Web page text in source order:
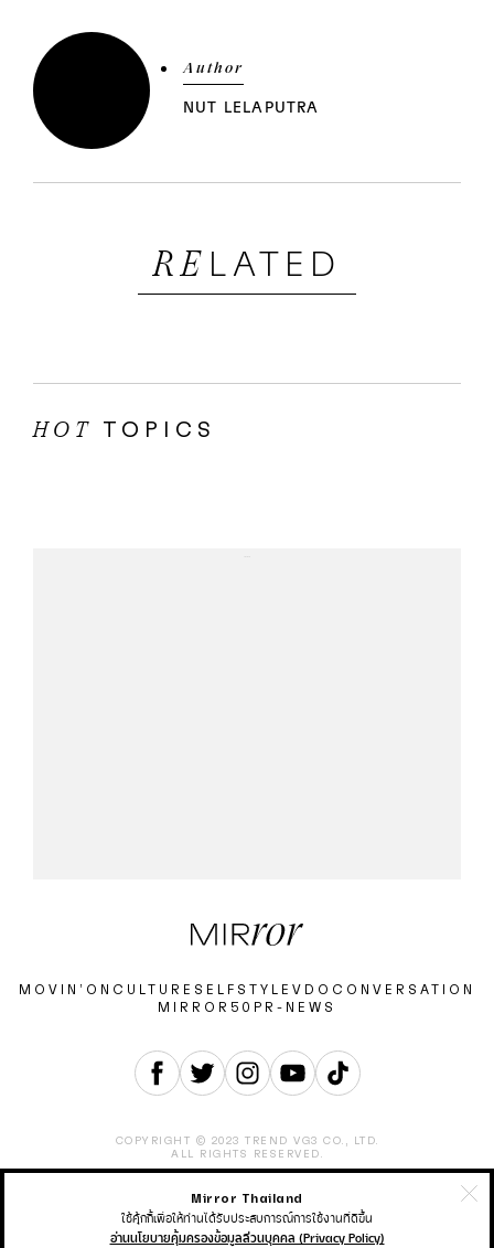
Author
NUT LELAPUTRA
RE LATED
HOT TOPICS
MOVIN’ON CULTURE SELF STYLE VDO CONVERSATION
MIRROR50 PR-NEWS
COPYRIGHT © 2023 TREND VG3 CO., LTD.
ALL RIGHTS RESERVED.
CAREERADVERTISEMENT
TERMS & CONDITION
PRIVACY POLICY
Mirror Thailand
ใช้คุ้กกี้เพื่อให้ท่านได้รับประสบการณ์การใช้งานที่ดีขึ้น
อ่านนโยบายคุ้มครองข้อมูลส่วนบุคคล (Privacy Policy)